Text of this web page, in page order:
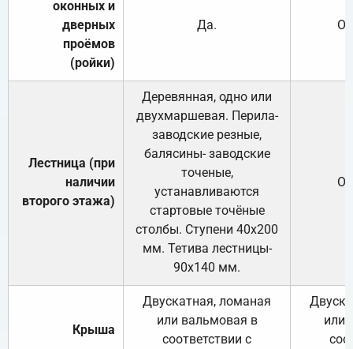
оконных и
дверных
проёмов
(ройки)
Да.
Лестница (при
наличии
второго этажа)
Деревянная, одно или
двухмаршевая. Перила-
заводские резные,
балясины- заводские
точеные,
устанавливаются
стартовые точёные
столбы. Ступени 40х200
мм. Тетива лестницы-
90х140 мм.
Крыша
Двускатная, ломаная
или вальмовая в
соответствии с
или